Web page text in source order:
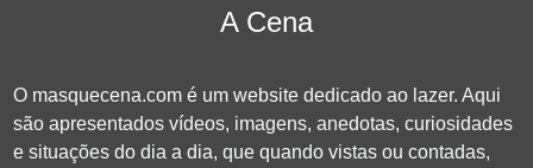
A Cena
O masquecena.com é um website dedicado ao lazer. Aqui
são apresentados vídeos, imagens, anedotas, curiosidades
e situações do dia a dia, que quando vistas ou contadas,